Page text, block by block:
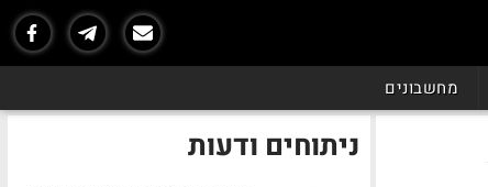
מחשבונים
ניתוחים ודעות